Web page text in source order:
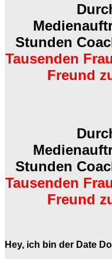
Stunden
Tausenden
Freund
Stunden
Tausenden
Freund
Hey, ich bin der Date